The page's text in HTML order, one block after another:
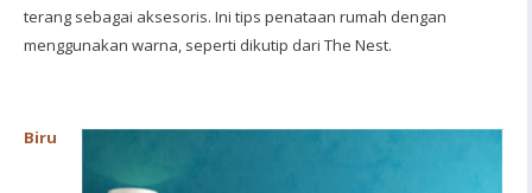
terang sebagai aksesoris. Ini tips penataan rumah dengan
menggunakan warna, seperti dikutip dari The Nest.
Biru